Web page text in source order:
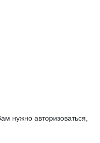
нужно авторизоваться,